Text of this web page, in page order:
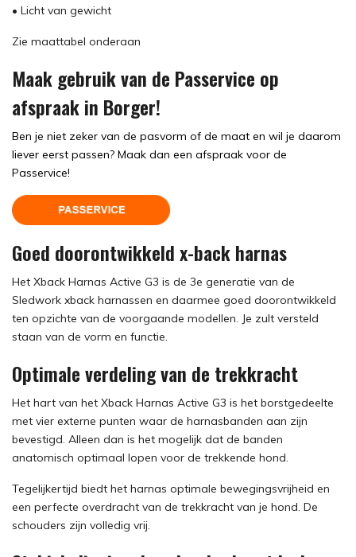
• Licht van gewicht
Zie maattabel onderaan
Maak gebruik van de Passervice op
afspraak in Borger!
Ben je niet zeker van de pasvorm of de maat en wil je daarom
liever eerst passen? Maak dan een afspraak voor de
Passervice!
Goed doorontwikkeld x-back harnas
Het Xback Harnas Active G3 is de 3e generatie van de
Sledwork xback harnassen en daarmee goed doorontwikkeld
ten opzichte van de voorgaande modellen. Je zult versteld
staan ​​van de vorm en functie.
Optimale verdeling van de trekkracht
Het hart van het Xback Harnas Active G3 is het borstgedeelte
met vier externe punten waar de harnasbanden aan zijn
bevestigd. Alleen dan is het mogelijk dat de banden
anatomisch optimaal lopen voor de trekkende hond.
Tegelijkertijd biedt het harnas optimale bewegingsvrijheid en
een perfecte overdracht van de trekkracht van je hond. De
schouders zijn volledig vrij.